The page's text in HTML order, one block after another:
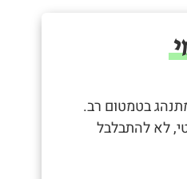
בטמטום רב.
לא להתבלבל